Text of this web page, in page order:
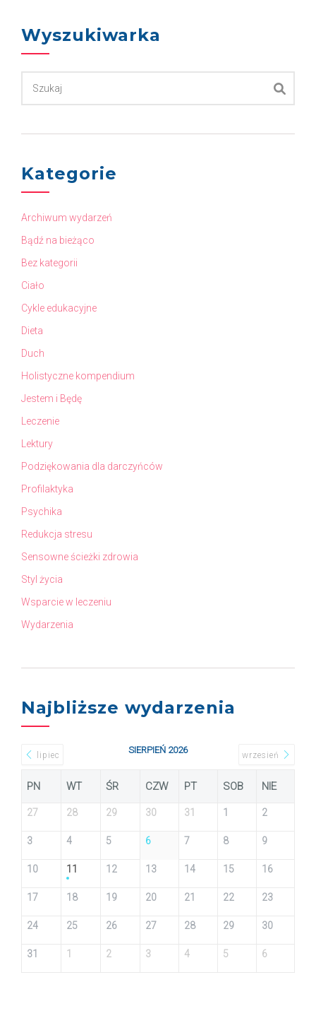
Wyszukiwarka
Kategorie
Archiwum wydarzeń
Bądź na bieżąco
Bez kategorii
Ciało
Cykle edukacyjne
Dieta
Duch
Holistyczne kompendium
Jestem i Będę
Leczenie
Lektury
Podziękowania dla darczyńców
Profilaktyka
Psychika
Redukcja stresu
Sensowne ścieżki zdrowia
Styl życia
Wsparcie w leczeniu
Wydarzenia
Najbliższe wydarzenia
lipiec SIERPIEŃ 2026 wrzesień
PN WT ŚR CZW PT SOB NIE
27 28 29 30 31 1 2
3 4 5 6 7 8 9
10 11 12 13 14 15 16
17 18 19 20 21 22 23
24 25 26 27 28 29 30
31 1 2 3 4 5 6